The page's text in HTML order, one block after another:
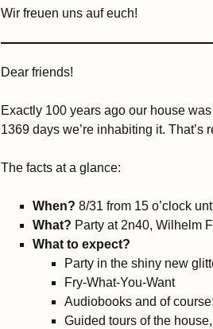
Wir freuen uns auf euch!
Dear friends!
Exactly 100 years ago our house
1369 days we’re inhabiting it. That’s
The facts at a glance:
When? 8/31 from 15 o’clock
What? Party at 2n40, Wilhelm
What to expect?
Party in the shiny new
Fry-What-You-Want
Audiobooks and of course:
Guided tours of the